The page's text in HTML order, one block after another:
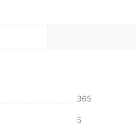
365
5